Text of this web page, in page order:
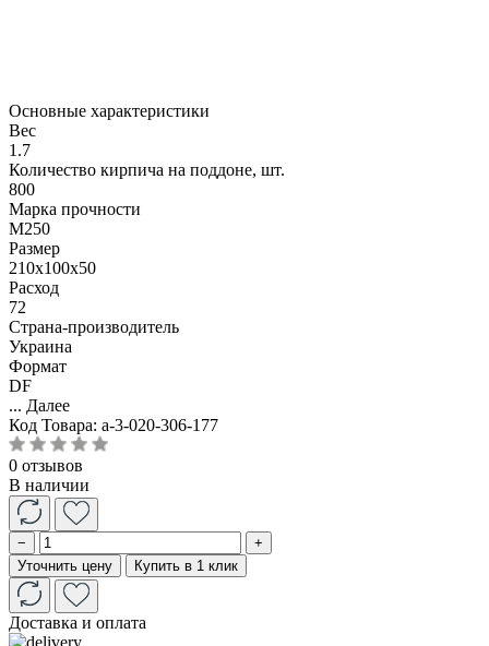
Основные характеристики
Вес
1.7
Количество кирпича на поддоне, шт.
800
Марка прочности
М250
Размер
210x100x50
Расход
72
Страна-производитель
Украина
Формат
DF
... Далее
Код Товара: a-3-020-306-177
0 отзывов
В наличии
−
+
Уточнить цену
Купить в 1 клик
Доставка и оплата